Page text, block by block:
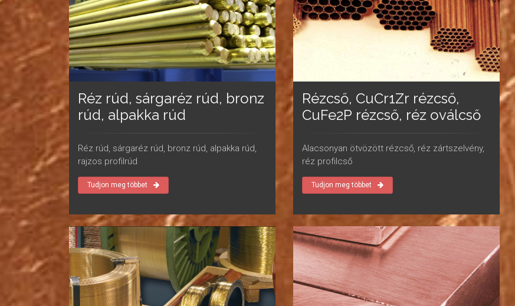
Réz rúd, sárgaréz rúd, bronz
rúd, alpakka rúd
Réz rúd, sárgaréz rúd, bronz rúd, alpakka rúd,
rajzos profilrúd
Tudjon meg többet
Rézcső, CuCr1Zr rézcső,
CuFe2P rézcső, réz oválcső
Alacsonyan ötvözött rézcső, réz zártszelvény,
réz profilcső
Tudjon meg többet